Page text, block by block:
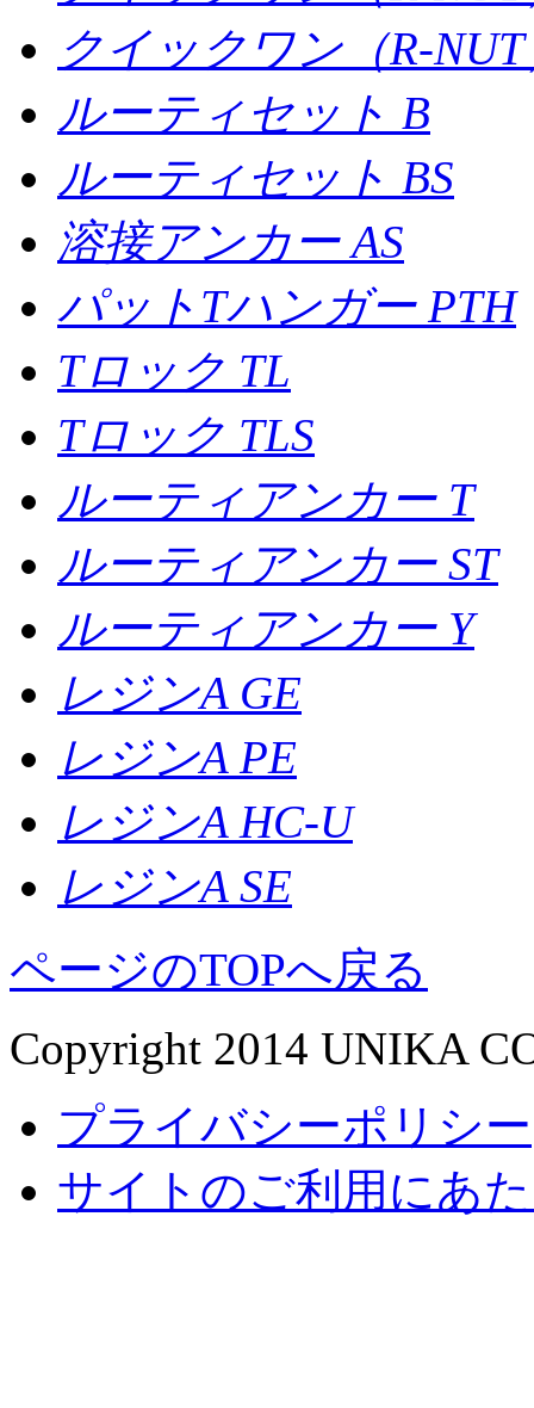
クイックワン（R-
ルーティセット B
ルーティセット BS
溶接アンカー AS
パットTハンガー PTH
Tロック TL
Tロック TLS
ルーティアンカー T
ルーティアンカー ST
ルーティアンカー Y
レジンA GE
レジンA PE
レジンA HC-U
レジンA SE
ページのTOPへ戻る
Copyright 2014 UNIKA
プライバシーポリシー
サイトのご利用にあ